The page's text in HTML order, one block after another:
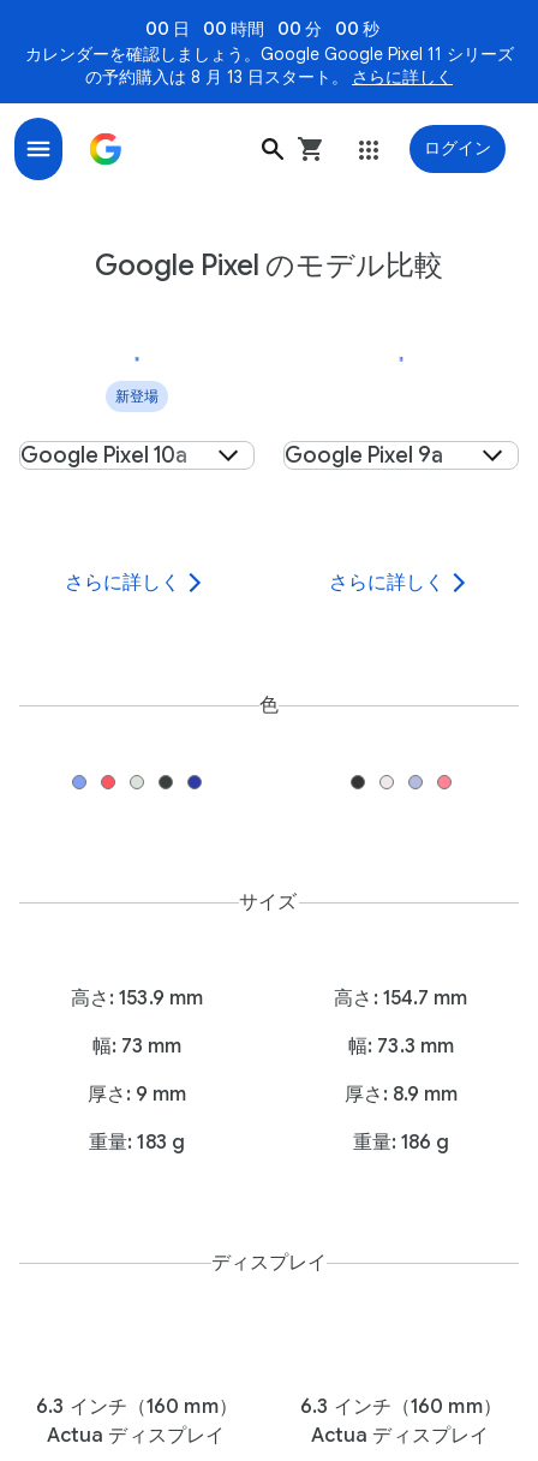
00 日 00 時間 00 分
00 秒
カレンダーを確認しましょう。Google Google Pixel 11 シリーズ
の予約購入は 8 月 13 日スタート。
さらに詳しく
ログイン
Google Pixel のモデル比較
新登場
製品を選択
Google Pixel 10a 製品を選択
Google Pixel 9a
さらに詳しく さらに詳しく
色
サイズ
高さ: 153.9 mm
高さ: 154.7 mm
幅: 73 mm
幅: 73.3 mm
厚さ: 9 mm
厚さ: 8.9 mm
重量: 183 g
重量: 186 g
ディスプレイ
6.3 インチ（160 mm）
Actua ディスプレイ
6.3 インチ（160 mm）
Actua ディスプレイ